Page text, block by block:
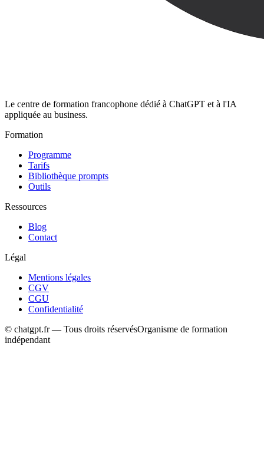
Le centre de formation francophone dédié à ChatGPT et à l'IA
appliquée au business.
Formation
Programme
Tarifs
Bibliothèque prompts
Outils
Ressources
Blog
Contact
Légal
Mentions légales
CGV
CGU
Confidentialité
© chatgpt.fr — Tous droits réservésOrganisme de formation
indépendant